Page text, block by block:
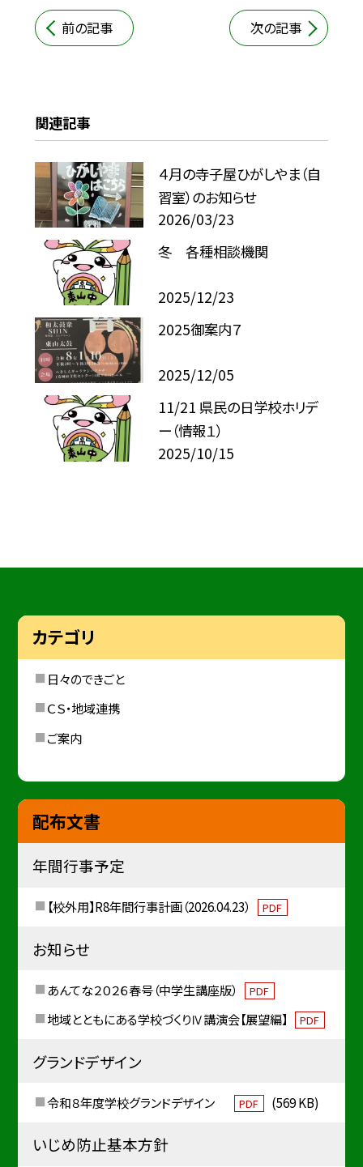
前の記事 次の記事
関連記事
４月の寺子屋ひがしやま（自
習室）のお知らせ
2026/03/23
冬 各種相談機関
2025/12/23
2025御案内７
2025/12/05
11/21 県民の日学校ホリデ
ー（情報１）
2025/10/15
カテゴリ
日々のできごと
ＣＳ・地域連携
ご案内
配布文書
年間行事予定
【校外用】R8年間行事計画（2026.04.23） PDF
お知らせ
あんてな２０２６春号（中学生講座版） PDF
地域とともにある学校づくりⅣ講演会【展望編】 PDF
グランドデザイン
令和８年度学校グランドデザイン PDF (569 KB)
いじめ防止基本方針